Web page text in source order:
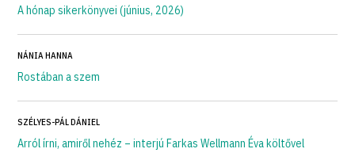
A hónap sikerkönyvei (június, 2026)
NÁNIA HANNA
Rostában a szem
SZÉLYES-PÁL DÁNIEL
Arról írni, amiről nehéz – interjú Farkas Wellmann Éva költővel